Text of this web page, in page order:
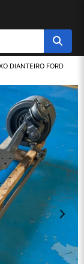
DIANTEIRO FORD